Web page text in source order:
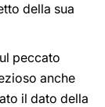
della sua
peccato
anche
il dato della